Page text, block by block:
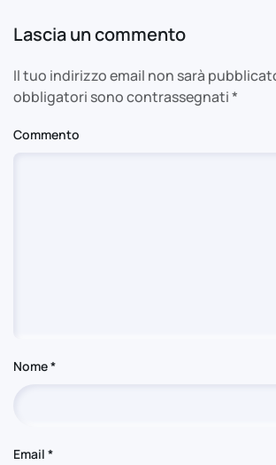
Lascia un commento
Il tuo indirizzo email non sarà
obbligatori sono contrassegnati*
Commento
Nome*
Email *